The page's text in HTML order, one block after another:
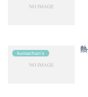
kumachan's